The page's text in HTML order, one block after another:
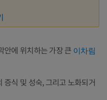
안에 위치하는 가장 큰 이차림
증식 및 성숙, 그리고 노화되거